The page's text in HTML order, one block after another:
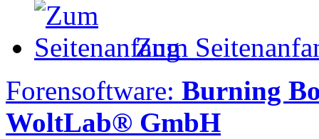
Zum
Forensoftware: Burning
WoltLab® GmbH